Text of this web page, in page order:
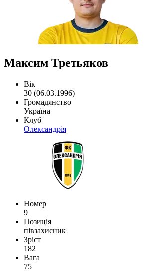
Максим Третьяков
Вік
30 (06.03.1996)
Громадянство
Україна
Клуб
Олександрія
Номер
9
Позиція
півзахисник
Зріст
182
Вага
75